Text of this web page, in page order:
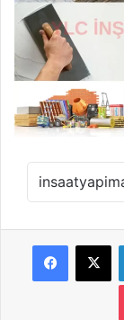
Facebook
X